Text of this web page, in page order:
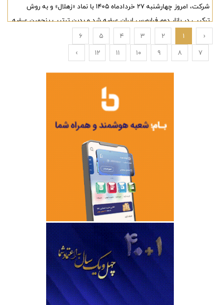
شرکت، امروز چهارشنبه ۲۷ خردادماه ۱۴۰۵ با نماد «زهلال» و به روش
ترکیبی در بازار دوم فرابورس ایران عرضه شد و بدین‌ ترتیب پنجمین عرضه
اولیه فرابورس ایران در سال جاری با موفقیت انجام شد.‹
1
2
3
4
5
6
7
8
9
10
11
12
›